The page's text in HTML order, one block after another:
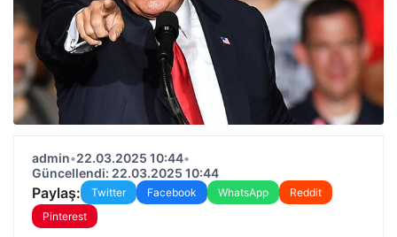
admin•22.03.2025 10:44•
Güncellendi: 22.03.2025 10:44
Paylaş: Twitter Facebook WhatsApp
Reddit
Pinterest